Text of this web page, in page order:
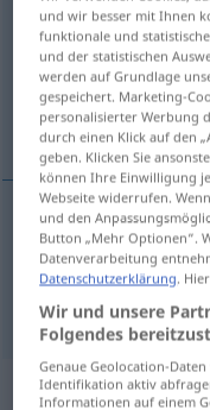
Übersicht aller
(Für mehr Details die
заузимати,
заузимати besetzen
постављати
und wir besser mit Ihnen
funktionale und
und der statistischen
werden auf Grundlage
gespeichert. Marketing-
personalisierter Werbung
durch einen Klick auf den
geben. Klicken Sie
können Ihre Einwilligung
Webseite widerrufen.
und den
Button „Mehr Optionen“.
Datenverarbeitung
Datenschutzerklärung .
Wir und unsere
Folgendes
Genaue Geolocation-
Identifikation aktiv
Informationen auf einem